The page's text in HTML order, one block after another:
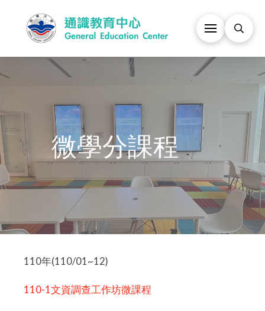
微學分課程
110年(110/01~12)
110-1文資調查工作坊微課程